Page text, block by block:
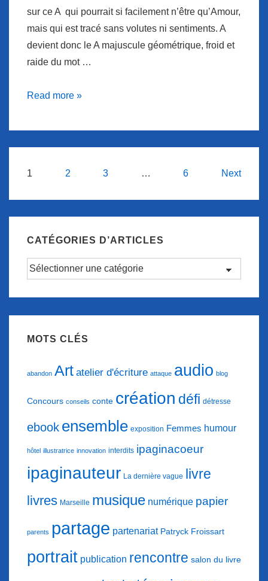
sur ce A qui pourrait si facilement n’être qu’Amour,
mais qui est tracé sans volutes ni sentiments. A
devient donc le A majuscule géométrique, froid et
raide du mot …
Ipagina’Son
lecture
et
Read more »
Navigation
articles
1 2 3 … 6 Next
CATÉGORIES D’ARTICLES
Catégories
MOTS CLÉS
abandon Art atelier d'écriture attaque audio blog
Concours conseils conte création défi détresse
ebook ensemble exposition Femmes humour
hôtel illustratrice innovation interdits ipaginacoeur
ipaginauteur La dernière vague livre
livres Marseille musique numérique papier
parents partage partenariat Patryck Froissart
portrait publication rencontre salon du livre